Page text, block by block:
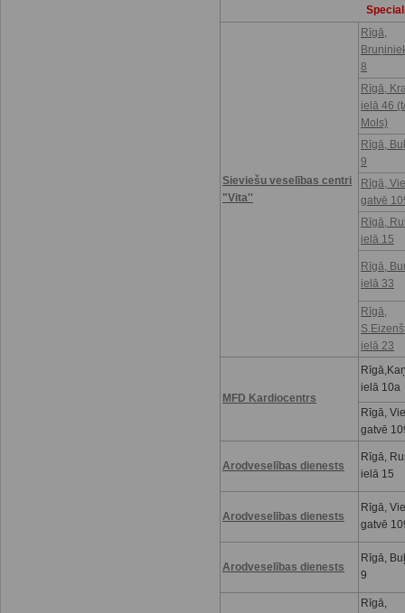
Sieviešu veselības centri
"Vita''
Rīgā,
8
Rīgā,
ielā 46
Mols)
Rīgā,
9
Rīgā,
gatvē
Rīgā,
ielā 15
Rīgā,
ielā 33
Rīgā,
ielā 23
MFD Kardiocentrs
ielā 10a
Rīgā,
gatvē
Arodveselības dienests
Rīgā,
ielā 15
Arodveselības dienests
Rīgā,
gatvē
Arodveselības dienests
Rīgā,
9
Rīgā,